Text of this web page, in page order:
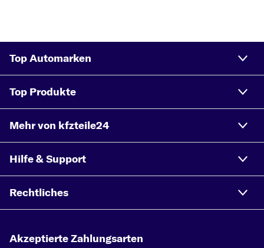
Top Automarken
Top Produkte
Mehr von kfzteile24
Hilfe & Support
Rechtliches
Akzeptierte Zahlungsarten